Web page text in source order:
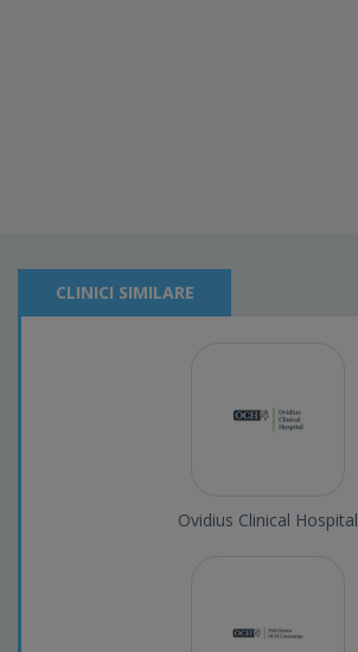
CLINICI SIMILARE
Ovidius Clinical Hospital